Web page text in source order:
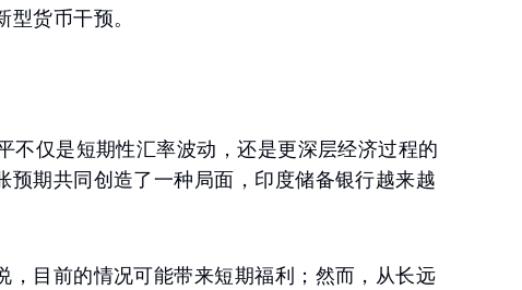
货币干预。
不仅是短期性汇率波动，还是更深层经济过程的
预期共同创造了一种局面，印度储备银行越来越
，目前的情况可能带来短期福利；然而，从长远